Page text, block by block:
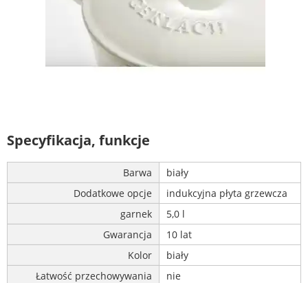
Specyfikacja, funkcje
Barwa
biały
Dodatkowe opcje
indukcyjna płyta grzewcza
garnek
5,0 l
Gwarancja
10 lat
Kolor
biały
Łatwość przechowywania
nie